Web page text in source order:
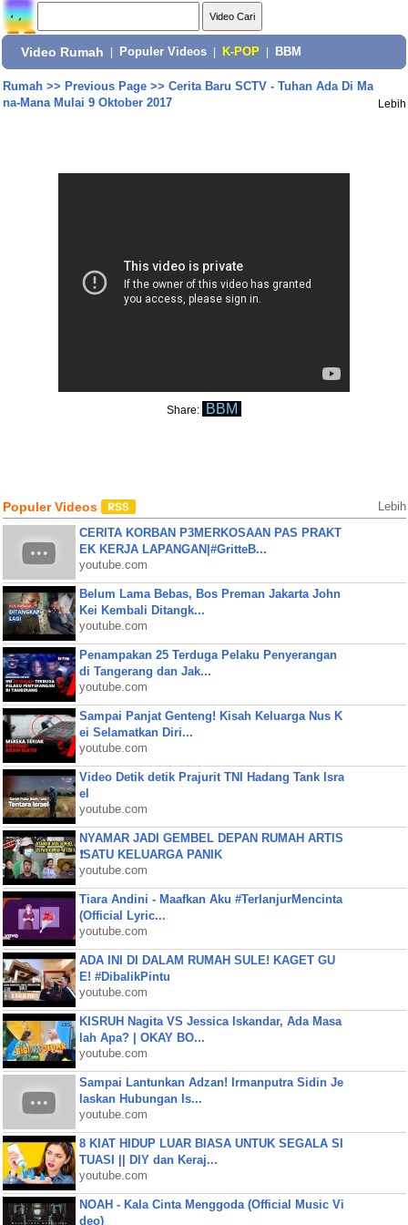
Video Rumah Populer Videos K-POP BBM
Rumah>> Previous Page>> Cerita Baru SCTV - Tuhan Ada Di Ma
na-Mana Mulai 9 Oktober 2017
Lebih
Share: BBM
Populer Videos Lebih
CERITA KORBAN P3MERKOSAAN PAS PRAKT
EK KERJA LAPANGAN|#GritteB...
youtube.com
Belum Lama Bebas, Bos Preman Jakarta John
Kei Kembali Ditangk...
youtube.com
Penampakan 25 Terduga Pelaku Penyerangan
di Tangerang dan Jak...
youtube.com
Sampai Panjat Genteng! Kisah Keluarga Nus K
ei Selamatkan Diri...
youtube.com
Video Detik detik Prajurit TNI Hadang Tank Isra
el
youtube.com
NYAMAR JADI GEMBEL DEPAN RUMAH ARTIS
❗SATU KELUARGA PANIK
youtube.com
Tiara Andini - Maafkan Aku #TerlanjurMencinta
(Official Lyric...
youtube.com
ADA INI DI DALAM RUMAH SULE! KAGET GU
E! #DibalikPintu
youtube.com
KISRUH Nagita VS Jessica Iskandar, Ada Masa
lah Apa? | OKAY BO...
youtube.com
Sampai Lantunkan Adzan! Irmanputra Sidin Je
laskan Hubungan Is...
youtube.com
8 KIAT HIDUP LUAR BIASA UNTUK SEGALA SI
TUASI || DIY dan Keraj...
youtube.com
NOAH - Kala Cinta Menggoda (Official Music Vi
deo)